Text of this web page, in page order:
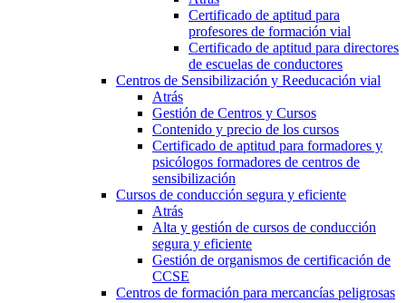
Certificado de aptitud para
profesores de formación vial
Certificado de aptitud para directores
de escuelas de conductores
Centros de Sensibilización y Reeducación vial
Atrás
Gestión de Centros y Cursos
Contenido y precio de los cursos
Certificado de aptitud para formadores y
psicólogos formadores de centros de
sensibilización
Cursos de conducción segura y eficiente
Atrás
Alta y gestión de cursos de conducción
segura y eficiente
Gestión de organismos de certificación de
CCSE
Centros de formación para mercancías peligrosas